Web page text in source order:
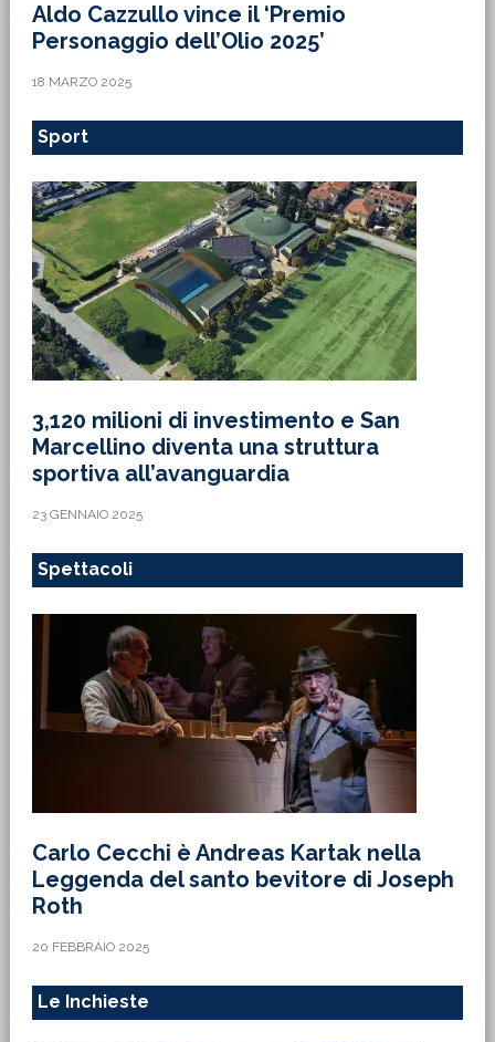
Aldo Cazzullo vince il ‘Premio
Personaggio dell’Olio 2025’
18 MARZO 2025
Sport
3,120 milioni di investimento e San
Marcellino diventa una struttura
sportiva all’avanguardia
23 GENNAIO 2025
Spettacoli
Carlo Cecchi è Andreas Kartak nella
Leggenda del santo bevitore di Joseph
Roth
20 FEBBRAIO 2025
Le Inchieste